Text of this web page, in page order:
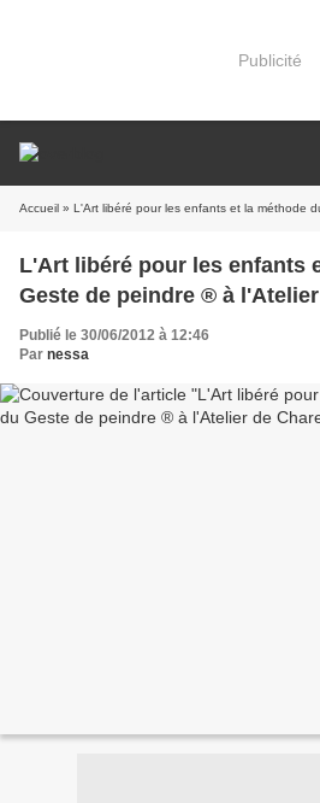
Publicité
Accueil » L'Art libéré pour les enfants et la méthode du
L'Art libéré pour les enfants
Geste de peindre ® à
Publié le 30/06/2012 à 12:46
Par nessa